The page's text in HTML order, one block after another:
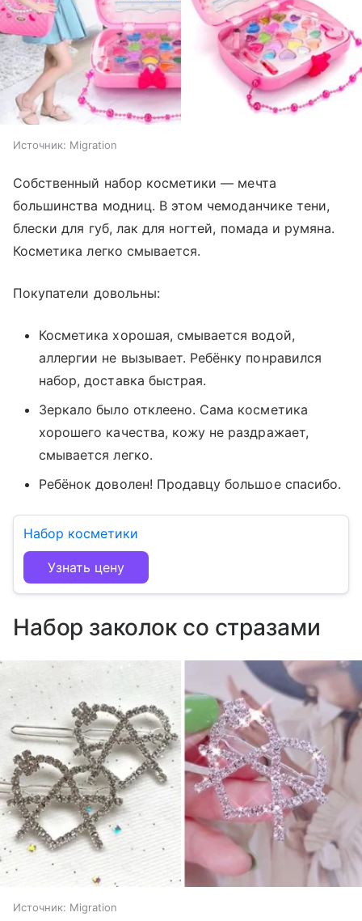
Источник: Migration
Собственный набор косметики — мечта
большинства модниц. В этом чемоданчике тени,
блески для губ, лак для ногтей, помада и румяна.
Косметика легко смывается.
Покупатели довольны:
Косметика хорошая, смывается водой,
аллергии не вызывает. Ребёнку понравился
набор, доставка быстрая.
Зеркало было отклеено. Сама косметика
хорошего качества, кожу не раздражает,
смывается легко.
Ребёнок доволен! Продавцу большое спасибо.
Набор косметики
Узнать цену
Набор заколок со стразами
Источник: Migration